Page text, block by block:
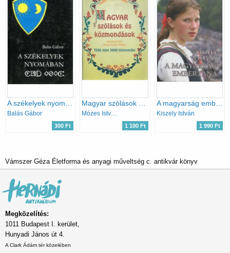
Balás Gábor
300 Ft
Mózes István Miklós (szerk.)
1 100 Ft
A magyarság embertana
Kiszely István
1 990 Ft
Vámszer Géza Életforma és anyagi műveltség c. antikvár könyv
Megközelítés:
1011 Budapest I. kerület,
Hunyadi János út 4.
A Clark Ádám tér közelében